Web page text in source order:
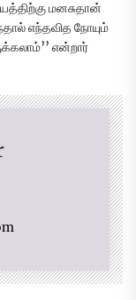
மனசுதான்
எந்தவித நோயும்
என்றார்